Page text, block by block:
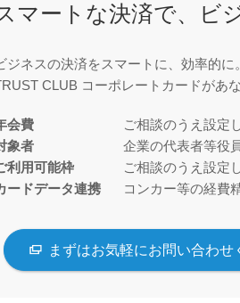
マートな決済で、ビ
ジネスの決済をスマートに、効率的に。
CLUB コーポレートカードがあ
会費
ご相談のうえ設定し
象者
企業の代表者等役
利用可能枠
ご相談のうえ設定し
ードデータ連携
コンカー等の経費
まずはお気軽にお問い合わせ